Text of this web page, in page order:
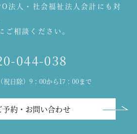
法人・社会福祉法人会計にも対
ご相談ください。
044-038
祝日除）9：00から17：00まで
予約・お問い合わせ